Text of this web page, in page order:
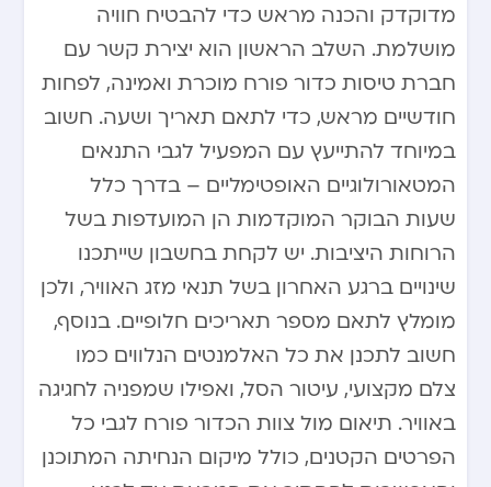
מדוקדק והכנה מראש כדי להבטיח חוויה
מושלמת. השלב הראשון הוא יצירת קשר עם
חברת טיסות כדור פורח מוכרת ואמינה, לפחות
חודשיים מראש, כדי לתאם תאריך ושעה. חשוב
במיוחד להתייעץ עם המפעיל לגבי התנאים
המטאורולוגיים האופטימליים – בדרך כלל
שעות הבוקר המוקדמות הן המועדפות בשל
הרוחות היציבות. יש לקחת בחשבון שייתכנו
שינויים ברגע האחרון בשל תנאי מזג האוויר, ולכן
מומלץ לתאם מספר תאריכים חלופיים. בנוסף,
חשוב לתכנן את כל האלמנטים הנלווים כמו
צלם מקצועי, עיטור הסל, ואפילו שמפניה לחגיגה
באוויר. תיאום מול צוות הכדור פורח לגבי כל
הפרטים הקטנים, כולל מיקום הנחיתה המתוכנן